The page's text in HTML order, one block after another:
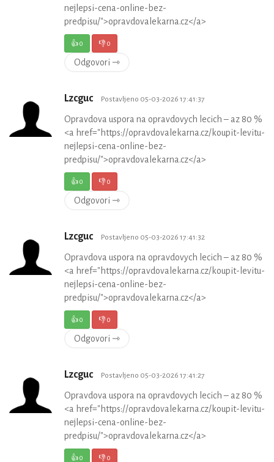
nejlepsi-cena-online-bez-
predpisu/">opravdovalekarna.cz</a>
👍0 👎0
Odgovori ⇾
Lzcguc Postavljeno 05-03-2026 17:41:37
Opravdova uspora na opravdovych lecich – az 80 %
<a href="https://opravdovalekarna.cz/koupit-levitu-
nejlepsi-cena-online-bez-
predpisu/">opravdovalekarna.cz</a>
👍0 👎0
Odgovori ⇾
Lzcguc Postavljeno 05-03-2026 17:41:32
Opravdova uspora na opravdovych lecich – az 80 %
<a href="https://opravdovalekarna.cz/koupit-levitu-
nejlepsi-cena-online-bez-
predpisu/">opravdovalekarna.cz</a>
👍0 👎0
Odgovori ⇾
Lzcguc Postavljeno 05-03-2026 17:41:27
Opravdova uspora na opravdovych lecich – az 80 %
<a href="https://opravdovalekarna.cz/koupit-levitu-
nejlepsi-cena-online-bez-
predpisu/">opravdovalekarna.cz</a>
👍0 👎0